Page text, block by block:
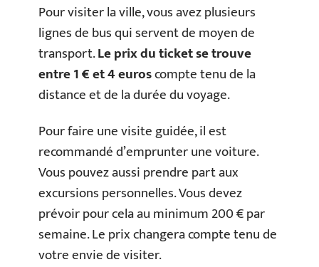
Pour visiter la ville, vous avez plusieurs
lignes de bus qui servent de moyen de
transport.Le prix du ticket se trouve
entre 1 € et 4 euroscompte tenu de la
distance et de la durée du voyage.
Pour faire une visite guidée, il est
recommandé d’emprunter une voiture.
Vous pouvez aussi prendre part aux
excursions personnelles. Vous devez
prévoir pour cela au minimum 200 € par
semaine. Le prix changera compte tenu de
votre envie de visiter.